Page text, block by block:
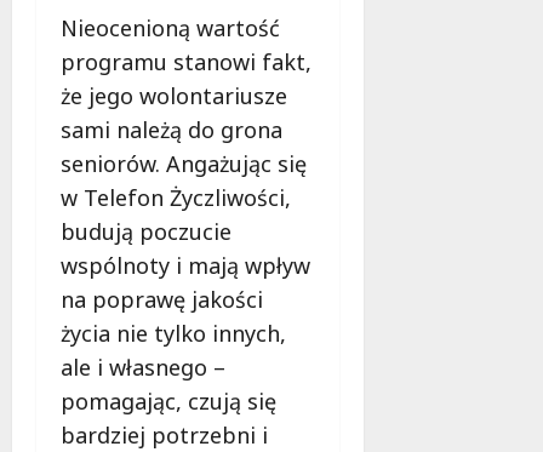
Nieocenioną wartość
programu stanowi fakt,
że jego wolontariusze
sami należą do grona
seniorów. Angażując się
w Telefon Życzliwości,
budują poczucie
wspólnoty i mają wpływ
na poprawę jakości
życia nie tylko innych,
ale i własnego –
pomagając, czują się
bardziej potrzebni i